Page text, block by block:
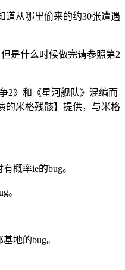
道从哪里偷来的约30张遭遇
是什么时候做完请参照第2
2》和《星河舰队》混编而
的米格残骸】提供，与米格
概率ie的bug。
。
地的bug。